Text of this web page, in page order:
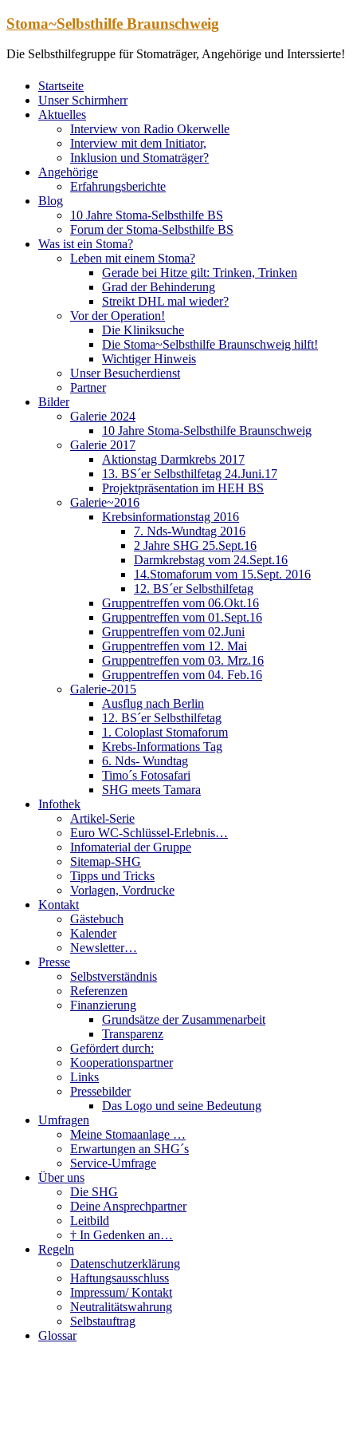
Zum
springen
Stoma~Selbsthilfe Braunschweig
Die Selbsthilfegruppe für Stomaträger, Angehörige und Interssierte!
Startseite
Unser Schirmherr
Aktuelles
Interview von Radio Okerwelle
Interview mit dem Initiator,
Inklusion und Stomaträger?
Angehörige
Erfahrungsberichte
Blog
10 Jahre Stoma-Selbsthilfe BS
Forum der Stoma-Selbsthilfe BS
Was ist ein Stoma?
Leben mit einem Stoma?
Gerade bei Hitze gilt: Trinken, Trinken
Grad der Behinderung
Streikt DHL mal wieder?
Vor der Operation!
Die Kliniksuche
Die Stoma~Selbsthilfe Braunschweig hilft!
Wichtiger Hinweis
Unser Besucherdienst
Partner
Bilder
Galerie 2024
10 Jahre Stoma-Selbsthilfe Braunschweig
Galerie 2017
Aktionstag Darmkrebs 2017
13. BS´er Selbsthilfetag 24.Juni.17
Projektpräsentation im HEH BS
Galerie~2016
Krebsinformationstag 2016
7. Nds-Wundtag 2016
2 Jahre SHG 25.Sept.16
Darmkrebstag vom 24.Sept.16
14.Stomaforum vom 15.Sept. 2016
12. BS´er Selbsthilfetag
Gruppentreffen vom 06.Okt.16
Gruppentreffen vom 01.Sept.16
Gruppentreffen vom 02.Juni
Gruppentreffen vom 12. Mai
Gruppentreffen vom 03. Mrz.16
Gruppentreffen vom 04. Feb.16
Galerie-2015
Ausflug nach Berlin
12. BS´er Selbsthilfetag
1. Coloplast Stomaforum
Krebs-Informations Tag
6. Nds- Wundtag
Timo´s Fotosafari
SHG meets Tamara
Infothek
Artikel-Serie
Euro WC-Schlüssel-Erlebnis…
Infomaterial der Gruppe
Sitemap-SHG
Tipps und Tricks
Vorlagen, Vordrucke
Kontakt
Gästebuch
Kalender
Newsletter…
Presse
Selbstverständnis
Referenzen
Finanzierung
Grundsätze der Zusammenarbeit
Transparenz
Gefördert durch:
Kooperationspartner
Links
Pressebilder
Das Logo und seine Bedeutung
Umfragen
Meine Stomaanlage …
Erwartungen an SHG´s
Service-Umfrage
Über uns
Die SHG
Deine Ansprechpartner
Leitbild
† In Gedenken an…
Regeln
Datenschutzerklärung
Haftungsausschluss
Impressum/ Kontakt
Neutralitätswahrung
Selbstauftrag
Glossar